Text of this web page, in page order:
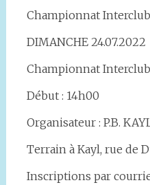
Championnat
DIMANCHE 24.07.2022
Championnat
Début : 14h00
Organisateur : P.B.
Terrain à Kayl, rue de
Inscriptions par